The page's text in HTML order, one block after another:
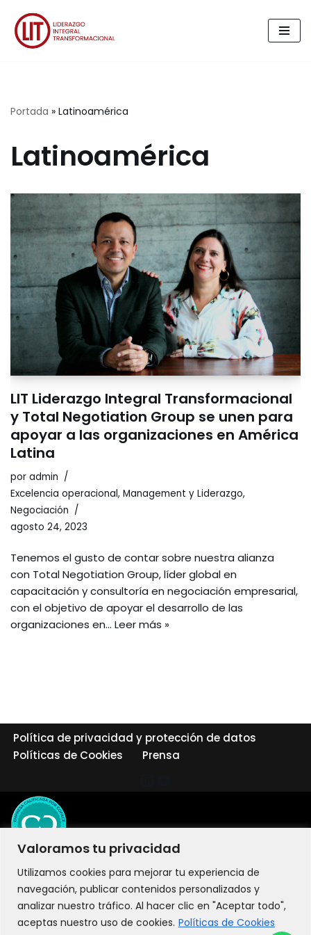
Valoramos tu privacidad
Utilizamos cookies para mejorar tu experiencia de
navegación, publicar contenidos personalizados y
analizar nuestro tráfico. Al hacer clic en "Aceptar todo",
aceptas nuestro uso de cookies. Políticas de Cookies
Saltar
Portada » Latinoamérica
Latinoamérica
LIT Liderazgo Integral Transformacional
y Total Negotiation Group se unen para
apoyar a las organizaciones en América
Latina
por admin
Excelencia operacional, Management y Liderazgo,
Negociación
agosto 24, 2023
Tenemos el gusto de contar sobre nuestra alianza
con Total Negotiation Group, líder global en
capacitación y consultoría en negociación empresarial,
con el objetivo de apoyar el desarrollo de las
organizaciones en… Leer más »
Política de privacidad y protección de datos
Políticas de Cookies
Prensa